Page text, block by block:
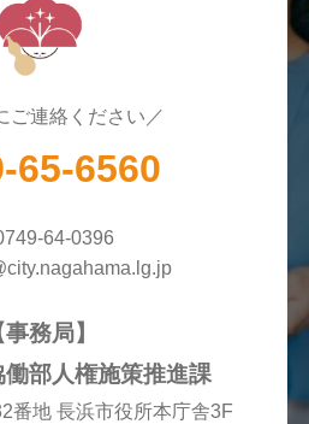
ご連絡ください／
65-6560
64-0396
事務局】
部⼈権施策推進課
番地 ⻑浜市役所本庁舎3F